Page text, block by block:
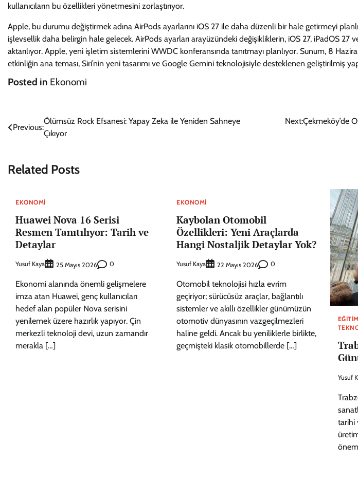
kullanıcıların bu özellikleri yönetmesini zorlaştırıyor.
Apple, bu durumu değiştirmek adına AirPods ayarlarını iOS 27 ile daha düzenli bir hale getirmeyi
işlevsellik daha belirgin hale gelecek. AirPods ayarları arayüzündeki değişikliklerin, iOS 27, iPadOS 27
aktarılıyor. Apple, yeni işletim sistemlerini WWDC konferansında tanıtmayı planlıyor. Sunum, 8
etkinliğin ana teması, Siri’nin yeni tasarımı ve Google Gemini teknolojisiyle desteklenen geliştirilmiş
Posted in Ekonomi
Yazı
gezinmesi
Previous:
Ölümsüz Rock Efsanesi: Yapay Zeka ile Yeniden Sahneye
Çıkıyor
Next:Çekmeköy’de
Related Posts
EKONOMI
Huawei Nova 16 Serisi
Resmen Tanıtılıyor: Tarih ve
Detaylar
Yusuf Kaya 25 Mayıs 2026 0
Ekonomi alanında önemli gelişmelere
imza atan Huawei, genç kullanıcıları
hedef alan popüler Nova serisini
yenilemek üzere hazırlık yapıyor. Çin
merkezli teknoloji devi, uzun zamandır
merakla […]
EKONOMI
Kaybolan Otomobil
Özellikleri: Yeni Araçlarda
Hangi Nostaljik Detaylar Yok?
Yusuf Kaya 22 Mayıs 2026 0
Otomobil teknolojisi hızla evrim
geçiriyor; sürücüsüz araçlar, bağlantılı
sistemler ve akıllı özellikler günümüzün
otomotiv dünyasının vazgeçilmezleri
haline geldi. Ancak bu yeniliklerle birlikte,
geçmişteki klasik otomobillerde […]
EĞITIM
Yusuf
tarihi